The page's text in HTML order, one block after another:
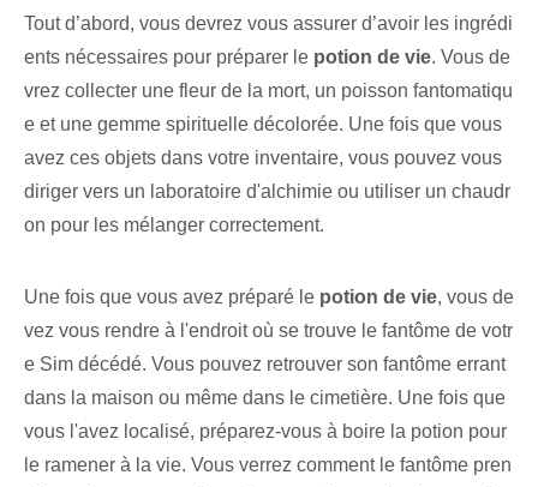
Tout d’abord, vous devrez vous assurer d’avoir les ingrédi
ents nécessaires pour préparer le potion de vie. Vous de
vrez collecter une fleur de la mort, un poisson fantomatiqu
e et une gemme spirituelle décolorée. Une fois que vous
avez ces objets dans votre inventaire, vous pouvez vous
diriger vers un laboratoire d'alchimie ou utiliser un chaudr
on pour les mélanger correctement.
Une fois que vous avez préparé le potion de vie, vous de
vez vous rendre à l'endroit où se trouve le fantôme de votr
e Sim décédé. Vous pouvez retrouver son fantôme errant
dans la maison ou même dans le cimetière. Une fois que
vous l'avez localisé, préparez-vous à boire la potion pour
le ramener à la vie. Vous verrez comment le fantôme pren